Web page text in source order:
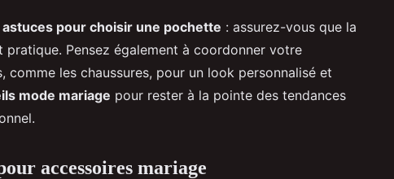
astuces pour choisir une pochette : assurez-vous que la
Pensez également à coordonner votre
les chaussures, pour un look personnalisé et
mode mariage pour rester à la pointe des tendances
accessoires mariage